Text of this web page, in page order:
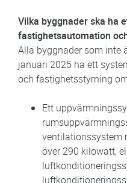
Vilka byggnader ska ha
fastighetsautomation
Alla byggnader som inte
januari 2025 ha ett
och fastighetsstyrning
Ett
ventilationssystem
över 290 kilowatt,